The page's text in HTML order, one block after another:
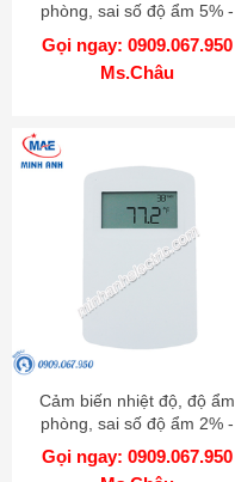
phòng, sai số độ ẩm 5% -
Model RHP-5Nxx
Gọi ngay: 0909.067.950
Ms.Châu
Cảm biến nhiệt độ, độ ẩm
phòng, sai số độ ẩm 2% -
Model RHP-2Nxx
Gọi ngay: 0909.067.950